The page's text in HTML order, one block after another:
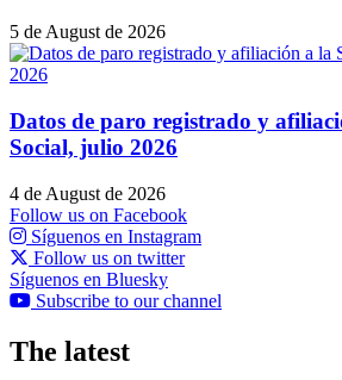
5 de August de 2026
Datos de paro registrado y
Social, julio 2026
4 de August de 2026
Follow us on Facebook
Síguenos en Instagram
Follow us on twitter
Síguenos en Bluesky
Subscribe to our channel
The latest